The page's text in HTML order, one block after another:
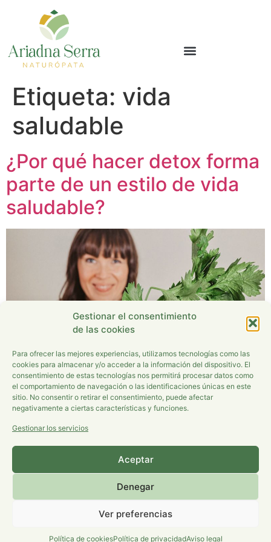
Gestionar el consentimiento
de las cookies
Para ofrecer las mejores experiencias, utilizamos tecnologías como las
cookies para almacenar y/o acceder a la información del dispositivo. El
consentimiento de estas tecnologías nos permitirá procesar datos como
el comportamiento de navegación o las identificaciones únicas en este
sitio. No consentir o retirar el consentimiento, puede afectar
negativamente a ciertas características y funciones.
Gestionar los servicios
Aceptar
Denegar
Ver preferencias
Política de cookiesPolítica de privacidadAviso legal
Etiqueta: vida
saludable
¿Por qué hacer detox forma
parte de un estilo de vida
saludable?
detoxificaciones y es que cada vez hay más personas
conscientes de que limpiar el cuerpo por dentro forma
parte del plan para un estilo de vida saludable que nos
haga sentir con vitalidad, ligereza y energía. ¿PORQUÉ
HACER DETOX? Nuestro cuerpo se va […]
Política de privacidad